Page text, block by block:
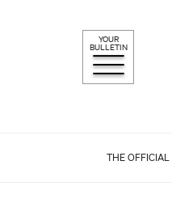
YOUR
BULLETIN
THE OFFICIAL